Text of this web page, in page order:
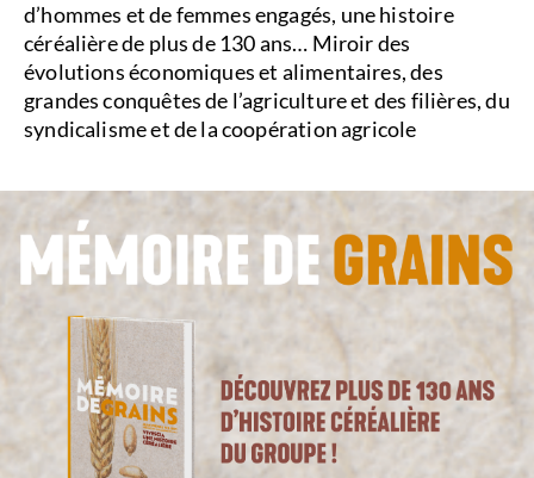
d’hommes et de femmes engagés, une histoire
céréalière de plus de 130 ans… Miroir des
évolutions économiques et alimentaires, des
grandes conquêtes de l’agriculture et des filières, du
syndicalisme et de la coopération agricole